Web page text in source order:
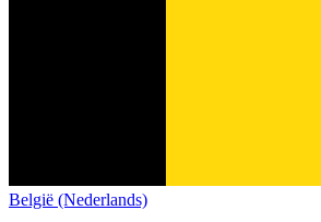
België (Nederlands)